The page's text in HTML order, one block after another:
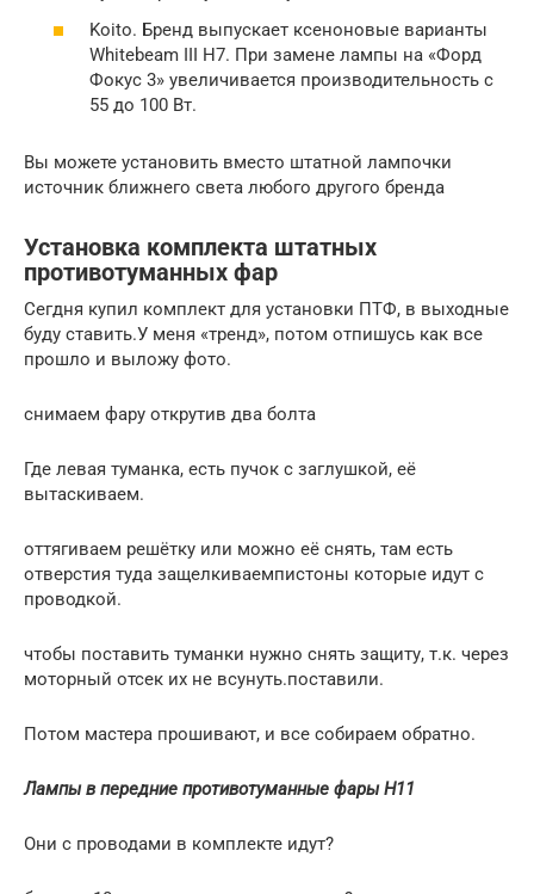
Koito. Бренд выпускает ксеноновые варианты
Whitebeam III H7. При замене лампы на «Форд
Фокус 3» увеличивается производительность с
55 до 100 Вт.
Вы можете установить вместо штатной лампочки
источник ближнего света любого другого бренда
Установка комплекта штатных
противотуманных фар
Сегдня купил комплект для установки ПТФ, в выходные
буду ставить.У меня «тренд», потом отпишусь как все
прошло и выложу фото.
снимаем фару открутив два болта
Где левая туманка, есть пучок с заглушкой, её
вытаскиваем.
оттягиваем решётку или можно её снять, там есть
отверстия туда защелкиваемпистоны которые идут с
проводкой.
чтобы поставить туманки нужно снять защиту, т.к. через
моторный отсек их не всунуть.поставили.
Потом мастера прошивают, и все собираем обратно.
Лампы в передние противотуманные фары H11
Они с проводами в комплекте идут?